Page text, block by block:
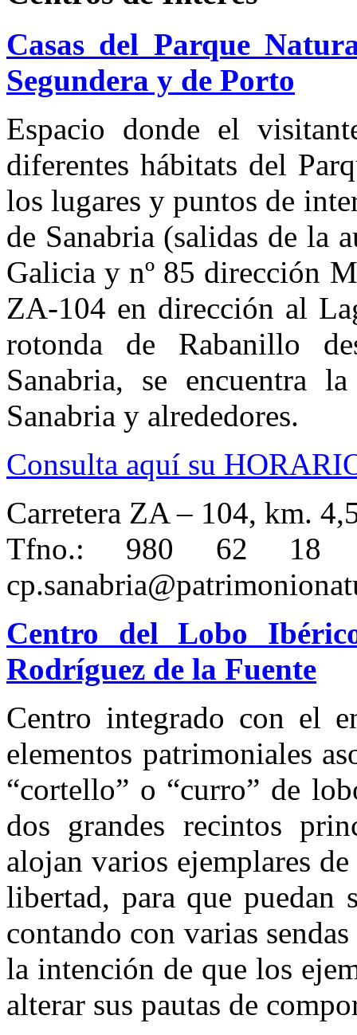
Casas del Parque
Segundera y de Porto
Espacio donde el
diferentes hábitats del
los lugares y puntos de
de Sanabria (salidas de la
Galicia y nº 85 dirección
ZA-104 en dirección al
rotonda de Rabanillo
Sanabria, se encuentra
Sanabria y alrededores.
Consulta aquí su
Carretera ZA – 104, km.
Tfno.: 980
Centro del Lobo
Rodríguez de la Fuente
Centro integrado con el
elementos patrimoniales
“cortello” o “curro” de
dos grandes recintos
alojan varios ejemplares
libertad, para que puedan
contando con varias
la intención de que los
alterar sus pautas de